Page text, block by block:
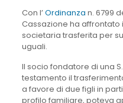
Con l’Ordinanza n. 6799
Cassazione ha
societaria trasferita per
uguali.
Il socio fondatore di una
testamento il
a favore di due figli in
profilo familiare, poteva